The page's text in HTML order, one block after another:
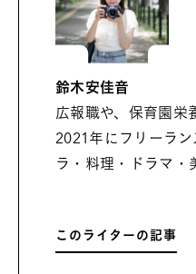
鈴木安佳音
広報職や、保育園栄
2021年にフリーラン
ラ・料理・ドラマ・
このライターの記事